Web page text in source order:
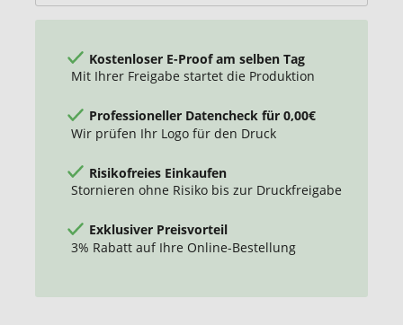
Kostenloser E-Proof am selben Tag
Mit Ihrer Freigabe startet die Produktion
Professioneller Datencheck für 0,00€
Wir prüfen Ihr Logo für den Druck
Risikofreies Einkaufen
Stornieren ohne Risiko bis zur Druckfreigabe
Exklusiver Preisvorteil
3% Rabatt auf Ihre Online-Bestellung